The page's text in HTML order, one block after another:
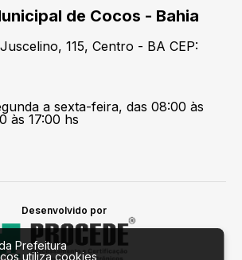
de Cocos - Bahia
115, Centro - BA CEP:
a sexta-feira, das 08:00 às
às 17:00 hs
Desenvolvido por
Prefeitura
utiliza cookies